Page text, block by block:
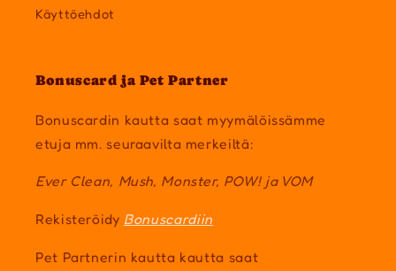
Käyttöehdot
Bonuscard ja Pet Partner
Bonuscardin kautta saat myymälöissämme
etuja mm. seuraavilta merkeiltä:
Ever Clean, Mush, Monster, POW! ja VOM
Rekisteröidy Bonuscardiin
Pet Partnerin kautta kautta saat